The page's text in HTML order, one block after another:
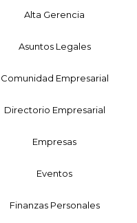
Alta Gerencia
Asuntos Legales
Comunidad Empresarial
Directorio Empresarial
Empresas
Eventos
Finanzas Personales